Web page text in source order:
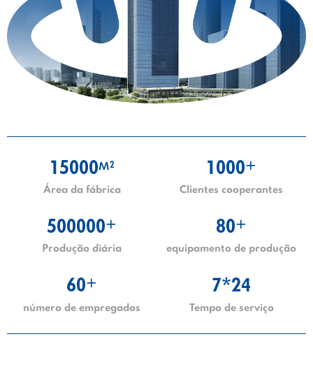
15000M2
Área da fábrica
1000+
Clientes cooperantes
500000+
Produção diária
80+
equipamento de produção
60+
número de empregados
7*24
Tempo de serviço